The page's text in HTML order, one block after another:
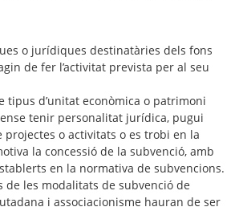
o jurídiques destinatàries dels fons
de fer l’activitat prevista per al seu
tipus d’unitat econòmica o patrimoni
tenir personalitat jurídica, pugui
projectes o activitats o es trobi en la
la concessió de la subvenció, amb
en la normativa de subvencions.
de les modalitats de subvenció de
i associacionisme hauran de ser